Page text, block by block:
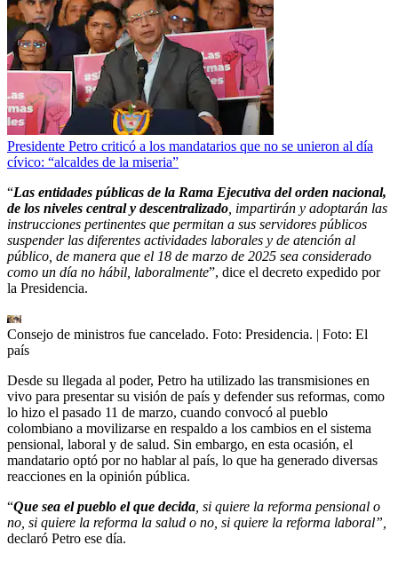
Presidente Petro criticó a los mandatarios que no se unieron al día
cívico: “alcaldes de la miseria”
“Las entidades públicas de la Rama Ejecutiva del orden nacional,
de los niveles central y descentralizado , impartirán y adoptarán las
instrucciones pertinentes que permitan a sus servidores públicos
suspender las diferentes actividades laborales y de atención al
público, de manera que el 18 de marzo de 2025 sea considerado
como un día no hábil, laboralmente”, dice el decreto expedido por
la Presidencia.
Consejo de ministros fue cancelado. Foto: Presidencia. | Foto: El
país
Desde su llegada al poder, Petro ha utilizado las transmisiones en
vivo para presentar su visión de país y defender sus reformas, como
lo hizo el pasado 11 de marzo, cuando convocó al pueblo
colombiano a movilizarse en respaldo a los cambios en el sistema
pensional, laboral y de salud. Sin embargo, en esta ocasión, el
mandatario optó por no hablar al país, lo que ha generado diversas
reacciones en la opinión pública.
“Que sea el pueblo el que decida , si quiere la reforma pensional o
no, si quiere la reforma la salud o no, si quiere la reforma laboral”,
declaró Petro ese día.